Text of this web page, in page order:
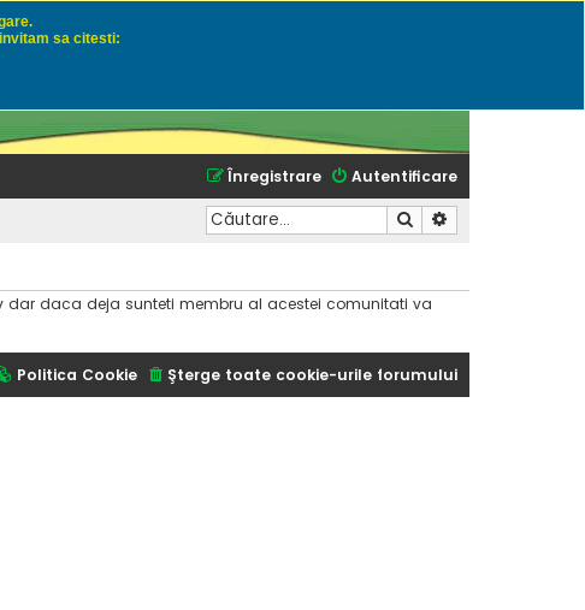
momeli naturale
Autentificare
Înregistrare
Căutare
dar daca deja sunteti membru al acestei comunitati va
sa citesti:
Şterge toate cookie-urile forumului
Politica Cookie